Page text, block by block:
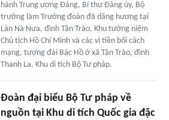
hành Trung ương Đảng, Bí thư Đảng ủy, Bộ
trưởng làm Trưởng đoàn đã dâng hương tại
Lán Nà Nưa, đình Tân Trào, Khu tưởng niệm
Chủ tịch Hồ Chí Minh và các vị tiền bối cách
mạng, tượng đài Bác Hồ ở xã Tân Trào, đình
Thanh La, Khu di tích Bộ Tư pháp.
Đoàn đại biểu Bộ Tư pháp về
nguồn tại Khu di tích Quốc gia đặc